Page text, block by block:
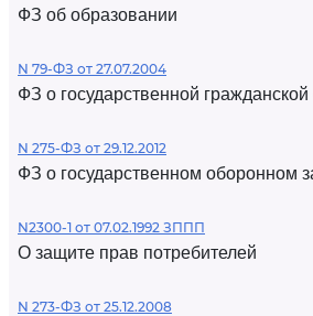
ФЗ об образовании
N 79-ФЗ от 27.07.2004
ФЗ о государственной
N 275-ФЗ от 29.12.2012
ФЗ о государственном оборонном
N2300-1 от 07.02.1992 ЗППП
О защите прав потребителей
N 273-ФЗ от 25.12.2008